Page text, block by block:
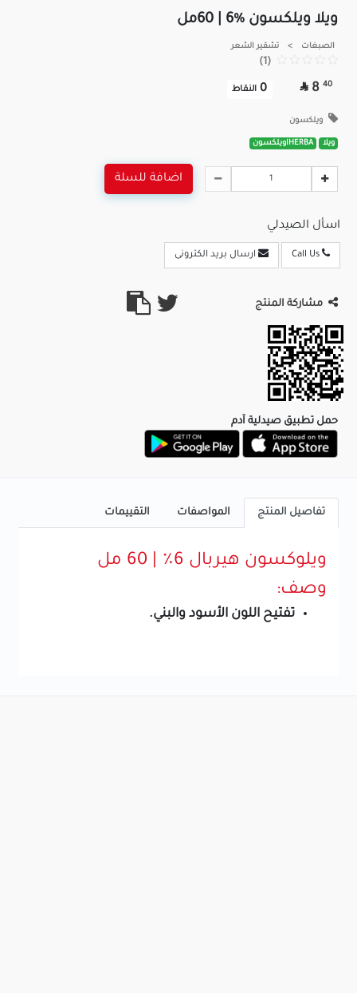
ويلا ويلكسون %6 | 60مل
الصبغات > تشقير الشعر
(1)
40
8

0 النقاط
ويلكسون
ويلا HERBAاويلكسون
اضافة للسلة
اسأل الصيدلي
ارسال بريد الكترونى
مشاركة المنتج
حمل تطبيق صيدلية آدم
تفاصيل المنتج المواصفات التقييمات
ويلوكسون هيربال 6٪ | 60 مل
وصف:
تفتيح اللون الأسود والبني.